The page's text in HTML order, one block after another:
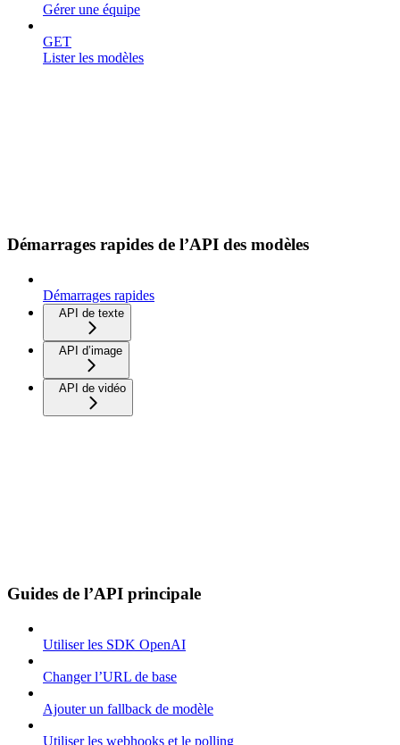
Gérer une équipe
GET
Lister les modèles
Démarrages rapides de l’API des modèles
Démarrages rapides
API de texte
API d’image
API de vidéo
Guides de l’API principale
Utiliser les SDK OpenAI
Changer l’URL de base
Ajouter un fallback de modèle
Utiliser les webhooks et le polling